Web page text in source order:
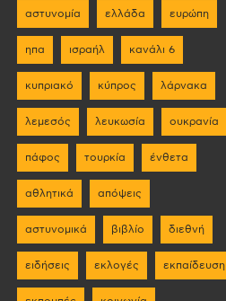
αστυνομία ελλάδα ευρώπη
ηπα ισραήλ κανάλι 6
κυπριακό κύπρος λάρνακα
λεμεσός λευκωσία ουκρανία
πάφος τουρκία ένθετα
αθλητικά απόψεις
αστυνομικά βιβλίο διεθνή
ειδήσεις εκλογές εκπαίδευση